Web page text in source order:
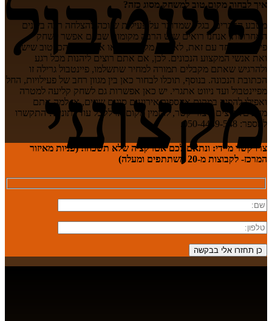
פיינטבול
מקצועי
איך לבחור מקום טוב למשחק מסוג כזה?
מטבע הדברים, בגלל שמדובר על פעילות שזוכה להצלחה רבה בשנים
האחרונות, אנחנו רואים שיש הרבה מקומות שבהם אפשר לשחק
פיינטבול. יחד עם זאת, לא בכל מקום תמצאו את הציוד הכי טוב שיש
ואת אנשי המקצוע הנכונים. לכן, אם אתם רוצים ליהנות מכל רגע
ולהרגיש שאתם מקבלים תמורה למחיר שתשלמו, פיינטבול גרילה זו
הכתובת הנכונה. בנוסף, תוכלו לבחור כאן בין מגוון רחב של פעילויות, החל
מפיינטבול ועד ניווט אתגרי. יש כאן אפשרות גם לשחק קליעה למטרה
ואפילו להפיק במקום אינספור אירועים סוגים שונים, אז למה אתם
מחכים? רוצים ליצור קשר, להזמין מקום או לקבל עוד נתונים? התקשרו
למספר: 050-4449-548.
צרו קשר מיידי: ונתאם לכם אטרקציה שלא תשכחו! (פניות מאיזור
המרכז- לקבוצות מ-20 משתתפים ומעלה)